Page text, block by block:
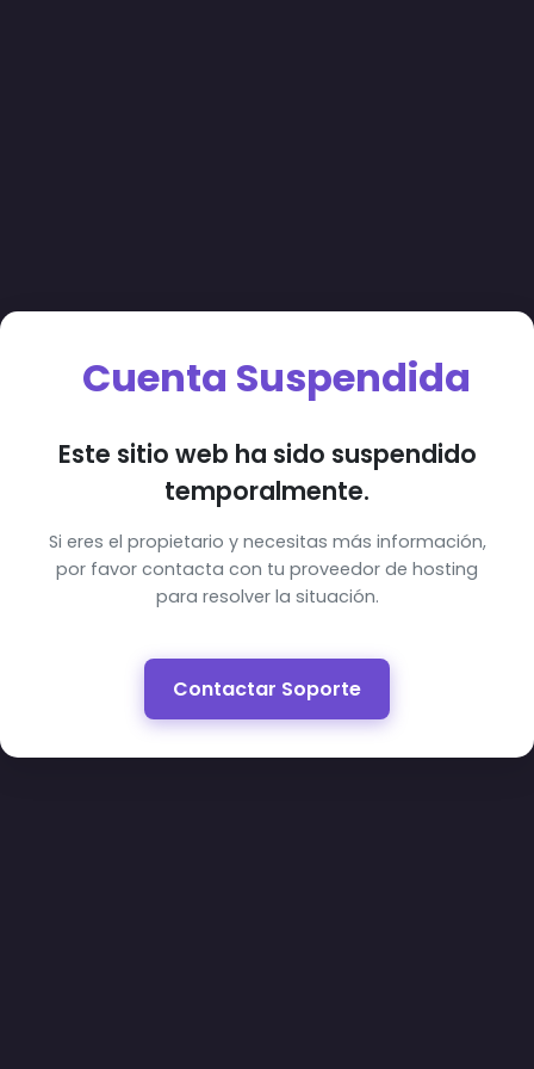
Cuenta Suspendida
Este sitio web ha sido suspendido
temporalmente.
Si eres el propietario y necesitas más información,
por favor contacta con tu proveedor de hosting
para resolver la situación.
Contactar Soporte